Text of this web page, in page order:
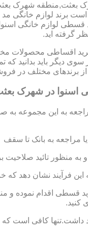
بعثت,منطقه شهرک
برند لوازم خانگی مد
قسطی لوازم خانگی اسنوا
گرفته اید.
اقساطی محصولات
سوی دیگر باید
برندهای مختلف در
اسنوا در شهرک
به این مجموعه
نموده و اقساط خود را به صورت ۶ تا ۱۲ ماهه پرداخت نمایند.
منظور تائید صلاحیت
این فرآیند نشان دهد
قسطی اقدام نموده و
کنید.
نموده و مابقی مبلغ را در اقساط ؟،؟؟ و یا ؟؟ ماهه بپردازید.